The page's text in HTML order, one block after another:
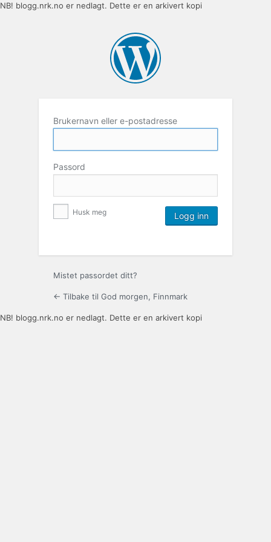
NB! blogg.nrk.no er nedlagt. Dette er en arkivert kopi
Brukernavn eller e-postadresse
Passord
Husk meg
Mistet passordet ditt?
← Tilbake til God morgen, Finnmark
NB! blogg.nrk.no er nedlagt. Dette er en arkivert kopi